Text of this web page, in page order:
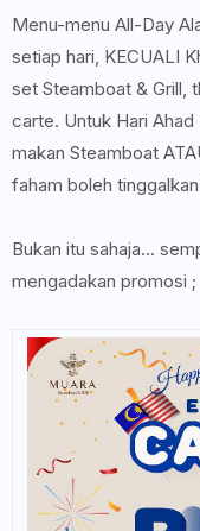
Menu-menu All-Day
setiap hari, KECUALI
set Steamboat & Grill,
carte. Untuk Hari
makan Steamboat
faham boleh
Bukan itu sahaja...
mengadakan promosi ;